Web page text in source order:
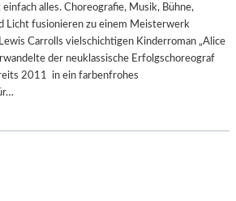
alles. Choreografie, Musik, Bühne,
Licht fusionieren zu einem Meisterwerk
Carrolls vielschichtigen Kinderroman „Alice
der neuklassische Erfolgschoreograf
2011 in ein farbenfrohes